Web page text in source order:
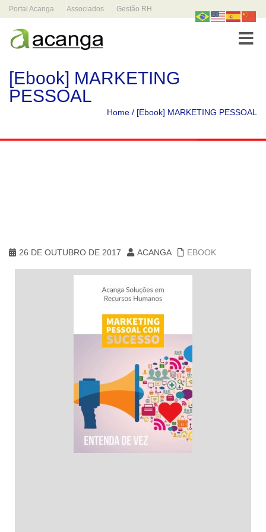
Portal Acanga Associados Gestão RH
[Ebook] MARKETING
PESSOAL
Home / [Ebook] MARKETING PESSOAL
26 DE OUTUBRO DE 2017 ACANGA EBOOK